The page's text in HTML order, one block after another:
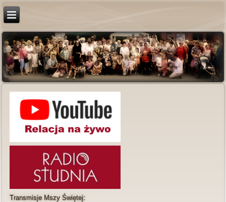
Transmisje Mszy Świętej: